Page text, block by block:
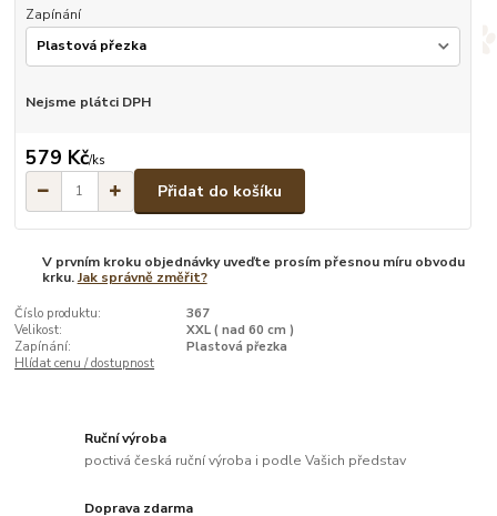
Zapínání
Nejsme plátci DPH
579 Kč/ks
Přidat do košíku
V prvním kroku objednávky uveďte prosím přesnou míru obvodu
krku.Jak správně změřit?
Číslo produktu:
367
Velikost:
XXL ( nad 60 cm )
Zapínání:
Plastová přezka
Hlídat cenu / dostupnost
Ruční výroba
poctivá česká ruční výroba i podle Vašich představ
Doprava zdarma